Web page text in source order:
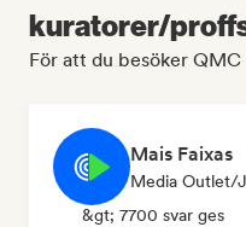
kuratorer/
För att du besöker
Mais Faixas
Media Outlet/
&gt; 7700 svar ges